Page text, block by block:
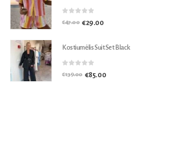
€47.00 €29.00
Kostiumėlis Suit Set Black
€139.00 €85.00